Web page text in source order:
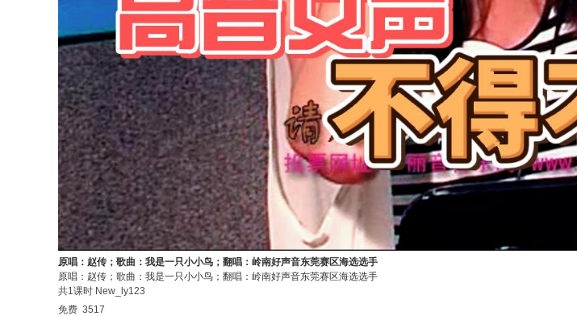
原唱：赵传；歌曲：我是一只小小鸟；翻唱：岭南好声音东莞赛区海选选手
原唱：赵传；歌曲：我是一只小小鸟；翻唱：岭南好声音东莞赛区海选选手
共1课时 New_ly123
免费 3517